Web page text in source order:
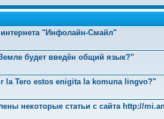
"Инфолайн-Смайл"
будет введён общий язык?"
la Tero estos enigita la komuna lingvo?"
некоторые статьи с сайта http://